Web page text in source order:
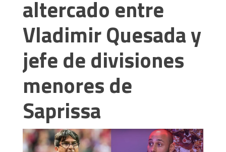
altercado entre
Vladimir Quesada y
jefe de divisiones
menores de
Saprissa